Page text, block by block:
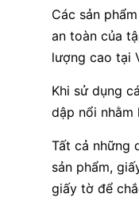
Các sản
an toàn của
lượng cao tại
Khi sử dụng
dập nổi nhằm
Tất cả những
sản phẩm,
giấy tờ để